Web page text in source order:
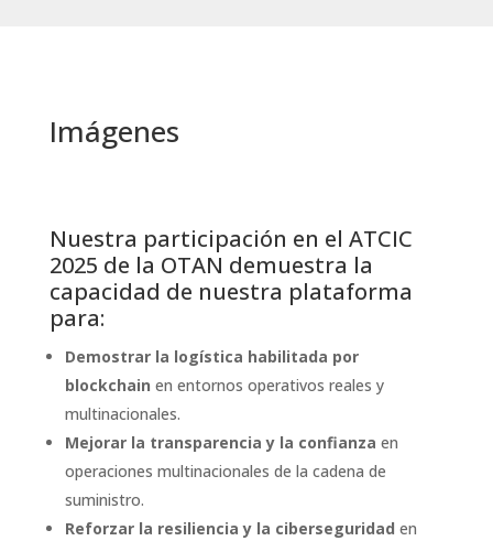
Imágenes
Nuestra participación en el ATCIC
2025 de la OTAN demuestra la
capacidad de nuestra plataforma
para:
Demostrar la logística habilitada por
blockchain en entornos operativos reales y
multinacionales.
Mejorar la transparencia y la confianza en
operaciones multinacionales de la cadena de
suministro.
Reforzar la resiliencia y la ciberseguridad en